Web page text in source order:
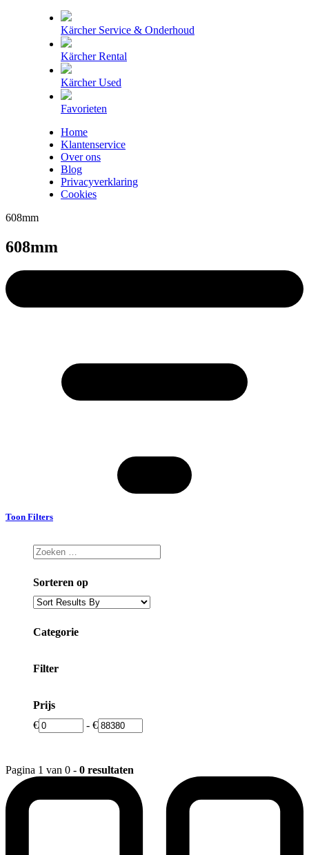
Kärcher Service & Onderhoud
Kärcher Rental
Kärcher Used
Favorieten
Home
Klantenservice
Over ons
Blog
Privacyverklaring
Cookies
608mm
608mm
Toon Filters
Sorteren op
Categorie
Filter
Prijs
€
- €
Pagina 1 van 0 - 0 resultaten